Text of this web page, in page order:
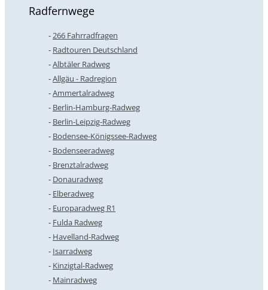
Radfernwege
266 Fahrradfragen
Radtouren Deutschland
Albtäler Radweg
Allgäu - Radregion
Ammertalradweg
Berlin-Hamburg-Radweg
Berlin-Leipzig-Radweg
Bodensee-Königssee-Radweg
Bodenseeradweg
Brenztalradweg
Donauradweg
Elberadweg
Europaradweg R1
Fulda Radweg
Havelland-Radweg
Isarradweg
Kinzigtal-Radweg
Mainradweg